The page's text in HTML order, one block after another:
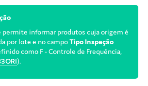
permite informar produtos cuja origem é
por lote e no campoTipo Inspeção
como F - Controle de Frequência,
).